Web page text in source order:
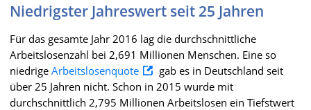
Niedrigster Jahreswert seit 25 Jahren
Für das gesamte Jahr 2016 lag die durchschnittliche
Arbeitslosenzahl bei 2,691 Millionen Menschen. Eine so
niedrige Arbeitslosenquote
gab es in Deutschland seit
über 25 Jahren nicht. Schon in 2015 wurde mit
durchschnittlich 2,795 Millionen Arbeitslosen ein Tiefstwert